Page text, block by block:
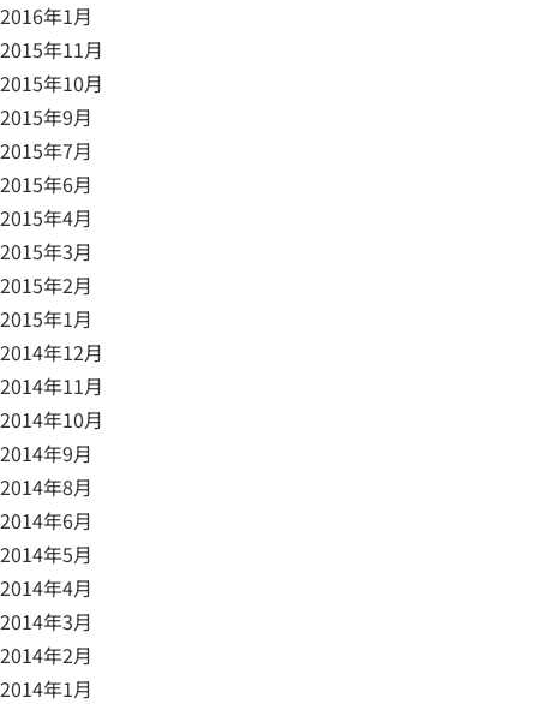
2016年1月
2015年11月
2015年10月
2015年9月
2015年7月
2015年6月
2015年4月
2015年3月
2015年2月
2015年1月
2014年12月
2014年11月
2014年10月
2014年9月
2014年8月
2014年6月
2014年5月
2014年4月
2014年3月
2014年2月
2014年1月